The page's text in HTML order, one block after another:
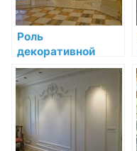
Роль
декоративной
лепнины в
барочном стиле